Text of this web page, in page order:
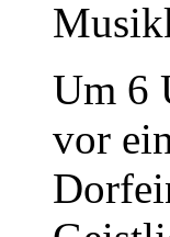
Um 6
vor